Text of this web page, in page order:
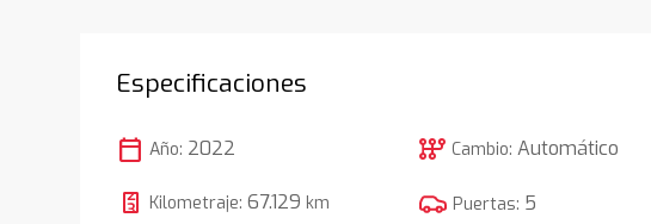
Especificaciones
calendar_today Año: 2022
Kilometraje:67.129 km
auto_transmission Cambio:Automático
Puertas: 5